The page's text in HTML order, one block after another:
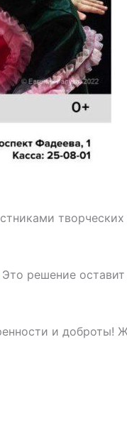
творческих
Это решение
и доброты!